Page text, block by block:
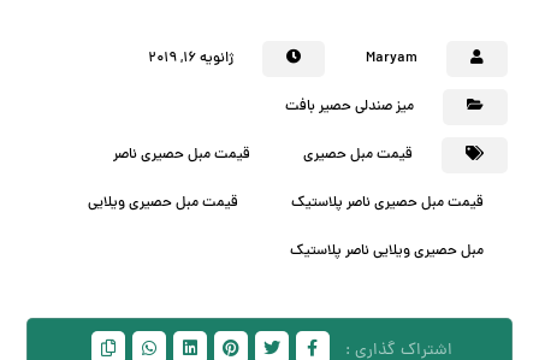
Maryam ژانویه ۱۶, ۲۰۱۹
میز صندلی حصیر بافت
قیمت مبل حصیری قیمت مبل حصیری ناصر
قیمت مبل حصیری ناصر پلاستیک قیمت مبل حصیری ویلایی
مبل حصیری ویلایی ناصر پلاستیک